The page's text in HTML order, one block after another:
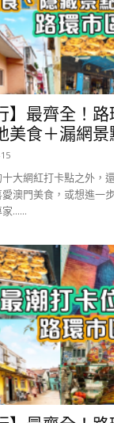
】最齊全！
美食＋漏網景
大網紅打卡點之外，
澳門美食，或想進一
......